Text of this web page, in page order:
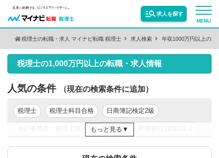
MENU
求人を探す
サービス紹介
転職お役立ち情報
業界情報
求人情報
税理士の転職・求人 マイナビ転職 税理士 求人検索 年収1000万円以上の求
税理士の1,000万円以上の転職・求人情報
人気の条件 （現在の検索条件に追加）
税理士 税理士科目合格 日商簿記検定2級
未経験可
新卒可 年収200万円以上 年収300万円以上
もっと見る
保有資格 絞り込む
業種